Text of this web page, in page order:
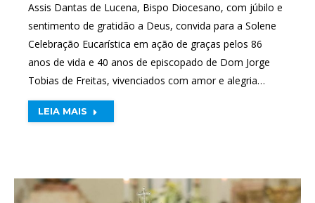
Assis Dantas de Lucena, Bispo Diocesano, com júbilo e
sentimento de gratidão a Deus, convida para a Solene
Celebração Eucarística em ação de graças pelos 86
anos de vida e 40 anos de episcopado de Dom Jorge
Tobias de Freitas, vivenciados com amor e alegria…
LEIA MAIS